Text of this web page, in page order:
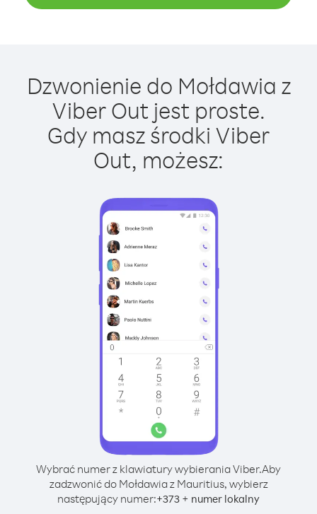
Dzwonienie do Mołdawia z
Viber Out jest proste.
Gdy masz środki Viber
Out, możesz:
Wybrać numer z klawiatury wybierania Viber.Aby
zadzwonić do Mołdawia z Mauritius, wybierz
następujący numer:+373 + numer lokalny